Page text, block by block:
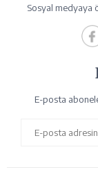
Sosyal medyaya
E-posta